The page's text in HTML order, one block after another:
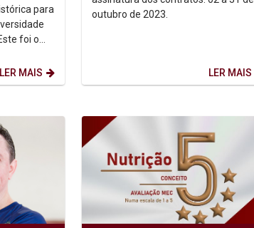
para
foi o
LER MAIS LER MAIS